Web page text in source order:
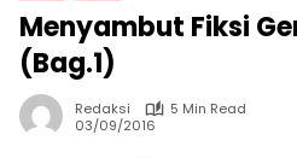
Menyambut Fiksi
(Bag.1)
Redaksi
5 Min Read
03/09/2016